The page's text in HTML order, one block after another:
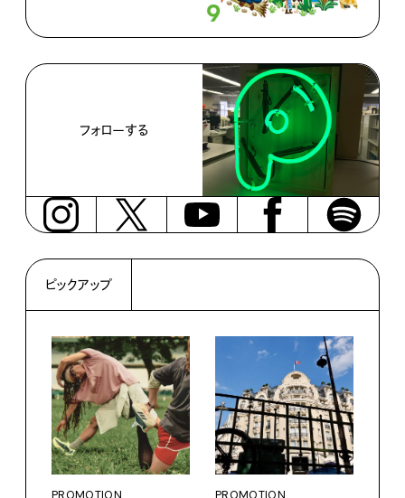
フォローする
ピックアップ
PROMOTION PROMOTION